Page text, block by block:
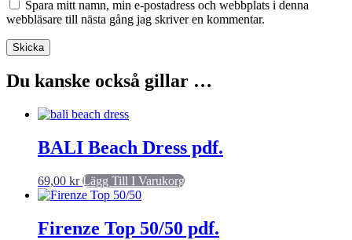
Spara mitt namn, min e-postadress och webbplats i denna
webbläsare till nästa gång jag skriver en kommentar.
Du kanske också gillar …
BALI Beach Dress pdf.
69,00 kr Lägg Till I Varukorg
Firenze Top 50/50 pdf.